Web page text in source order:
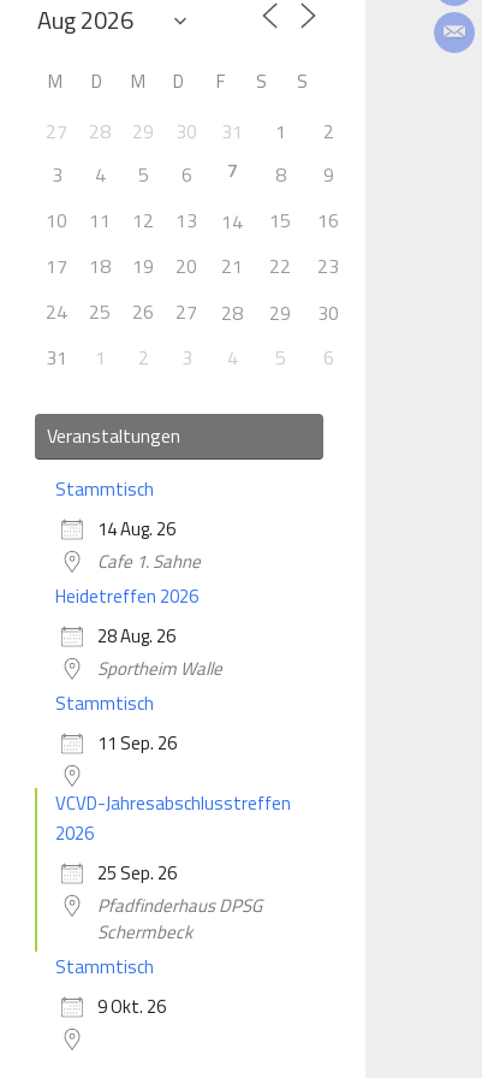
M D M D F S S
27 28 29 30 31 1
2
3
4 5 6 7 8
9
10
11 12 13 14 15
16
17
18 19 20 21 22
23
24
25 26 27 28 29
30
31
1 2 3 4 5 6
Veranstaltungen
Stammtisch
14 Aug. 26
Cafe 1. Sahne
Heidetreffen 2026
28 Aug. 26
Sportheim Walle
Stammtisch
11 Sep. 26
VCVD-Jahresabschlusstreffen
2026
25 Sep. 26
Pfadfinderhaus DPSG
Schermbeck
Stammtisch
9 Okt. 26